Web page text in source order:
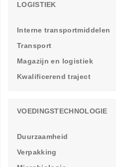
LOGISTIEK
Interne transportmiddelen
Transport
Magazijn en logistiek
Kwalificerend traject
VOEDINGSTECHNOLOGIE
Duurzaamheid
Verpakking